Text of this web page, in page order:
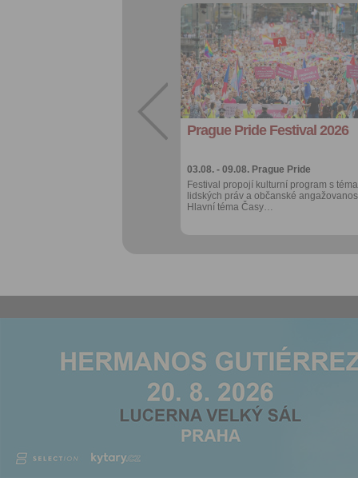
Prague Pride Festival 2026
03.08. - 09.08. Prague Pride
Festival propojí kulturní program s
lidských práv a občanské
Hlavní téma Časy…
Přidat do
oblíbených
Sdílet:
Facebook
export do
kalendáře
Více výhod pro